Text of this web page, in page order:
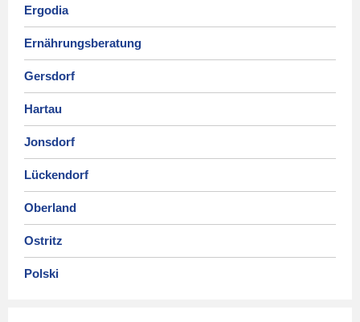
Ergodia
Ernährungsberatung
Gersdorf
Hartau
Jonsdorf
Lückendorf
Oberland
Ostritz
Polski